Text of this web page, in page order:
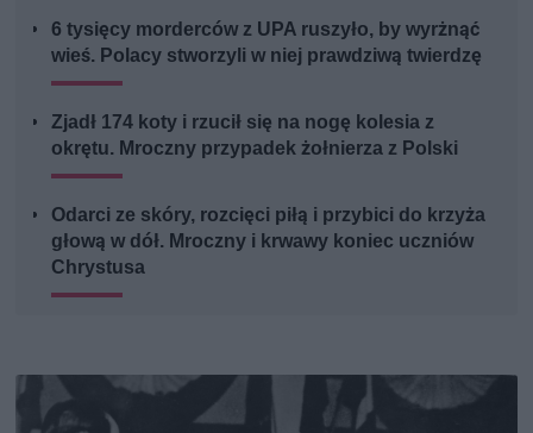
6 tysięcy morderców z UPA ruszyło, by wyrżnąć
wieś. Polacy stworzyli w niej prawdziwą twierdzę
Zjadł 174 koty i rzucił się na nogę kolesia z
okrętu. Mroczny przypadek żołnierza z Polski
Odarci ze skóry, rozcięci piłą i przybici do krzyża
głową w dół. Mroczny i krwawy koniec uczniów
Chrystusa